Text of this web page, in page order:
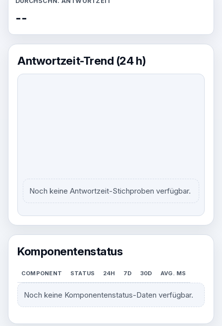
--
Antwortzeit-Trend (24 h)
Noch keine Antwortzeit-Stichproben verfügbar.
Komponentenstatus
COMPONENT STATUS 24H 7D 30D AVG. MS
Noch keine Komponentenstatus-Daten verfügbar.